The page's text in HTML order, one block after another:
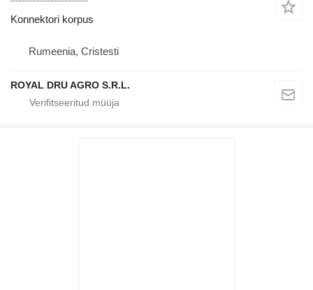
Konnektori korpus
Rumeenia, Cristesti
ROYAL DRU AGRO S.R.L.